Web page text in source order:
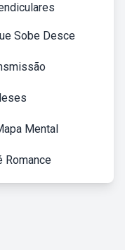
Sobe Desce
Mental
Romance